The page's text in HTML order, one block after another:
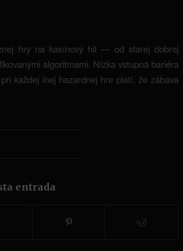
hry na kasínový hit — od starej dobrej
algoritmami. Nízka vstupná bariéra
každej inej hazardnej hre platí, že zábava
entrada